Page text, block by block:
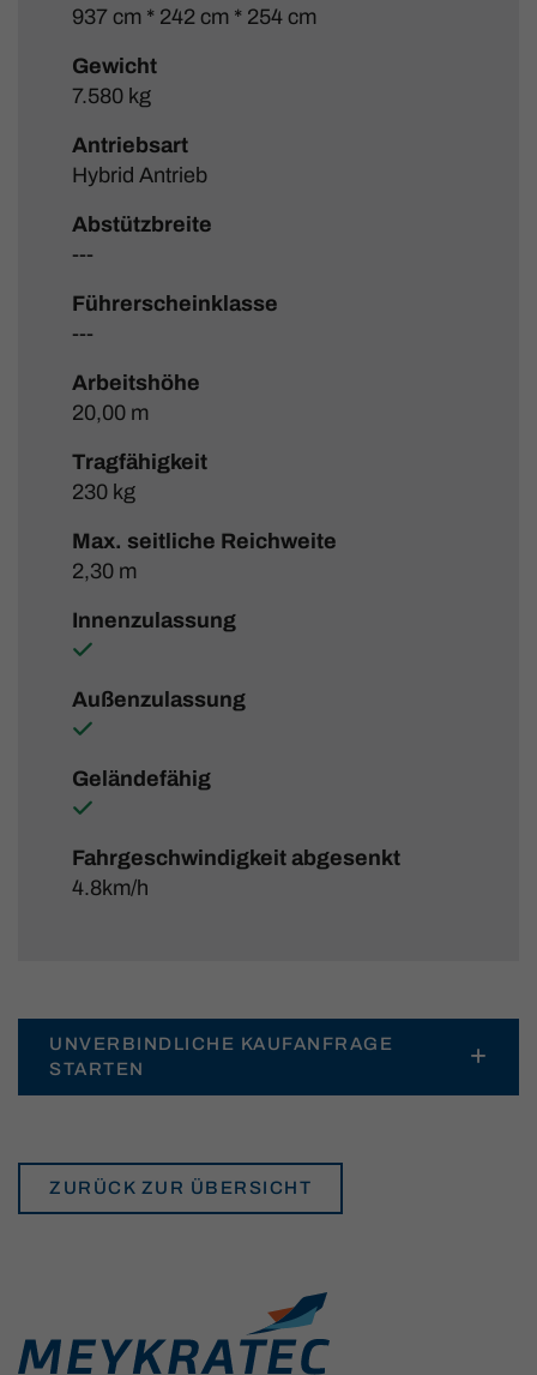
937 cm * 242 cm * 254 cm
Gewicht
7.580 kg
Antriebsart
Hybrid Antrieb
Abstützbreite
---
Führerscheinklasse
---
Arbeitshöhe
20,00 m
Tragfähigkeit
230 kg
Max. seitliche Reichweite
2,30 m
Innenzulassung
Außenzulassung
Geländefähig
Fahrgeschwindigkeit abgesenkt
4.8km/h
UNVERBINDLICHE KAUFANFRAGE
STARTEN
ZURÜCK ZUR ÜBERSICHT